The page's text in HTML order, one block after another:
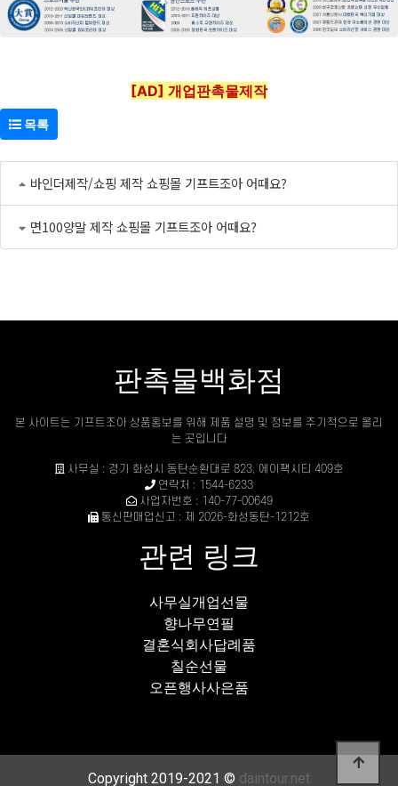
[AD] 개업판촉물제작
목록
바인더제작/쇼핑 제작 쇼핑몰 기프트조아 어때요?
면100양말 제작 쇼핑몰 기프트조아 어때요?
판촉물백화점
본 사이트는 기프트조아 상품홍보를 위해 제품 설명 및 정보를 주기적으로 올리
는 곳입니다
사무실 : 경기 화성시 동탄순환대로 823, 에이팩시티 409호
연락처 : 1544-6233
사업자번호 : 140-77-00649
통신판매업신고 : 제 2026-화성동탄-1212호
관련 링크
사무실개업선물
향나무연필
결혼식회사답례품
칠순선물
오픈행사사은품
Copyright 2019-2021 © daintour.net